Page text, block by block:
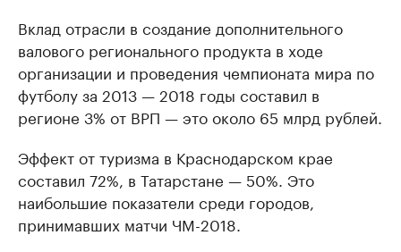
Вклад отрасли в создание дополнительного
валового регионального продукта в ходе
организации и проведения чемпионата мира по
футболу за 2013 — 2018 годы составил в
регионе 3% от ВРП — это около 65 млрд рублей.
Эффект от туризма в Краснодарском крае
составил 72%, в Татарстане — 50%. Это
наибольшие показатели среди городов,
принимавших матчи ЧМ-2018.